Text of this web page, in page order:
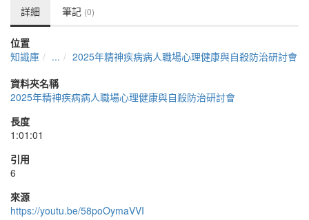
詳細 筆記 (0)
位置
知識庫
...
2025年精神疾病病人職場心理健康與自殺防治研討會
資料夾名稱
2025年精神疾病病人職場心理健康與自殺防治研討會
長度
1:01:01
引用
6
來源
https://youtu.be/58poOymaVVI